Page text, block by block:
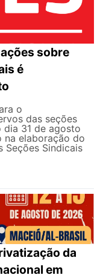
sobre
é
o
das seções
dia 31 de agosto
na elaboração do
Seções Sindicais
da
em